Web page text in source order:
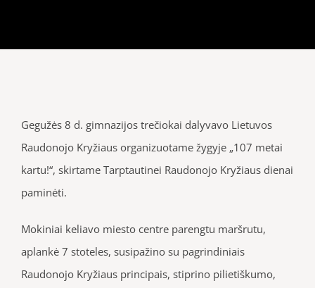
Gegužės 8 d. gimnazijos trečiokai dalyvavo Lietuvos
Raudonojo Kryžiaus organizuotame žygyje „107 metai
kartu!“, skirtame Tarptautinei Raudonojo Kryžiaus dienai
paminėti.
Mokiniai keliavo miesto centre parengtu maršrutu,
aplankė 7 stoteles, susipažino su pagrindiniais
Raudonojo Kryžiaus principais, stiprino pilietiškumo,